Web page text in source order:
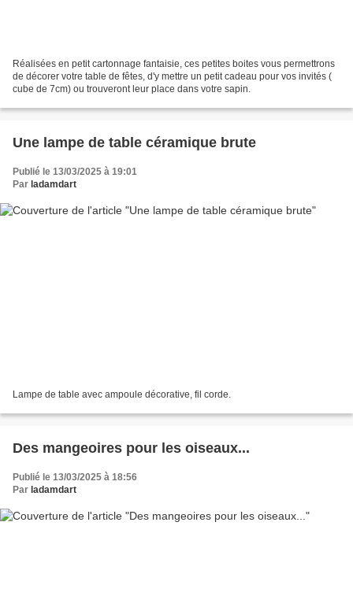
Réalisées en petit cartonnage fantaisie, ces petites boites vous permettrons
de décorer votre table de fêtes, d'y mettre un petit cadeau pour vos invités (
cube de 7cm) ou trouveront leur place dans votre sapin.
Une lampe de table céramique brute
Publié le 13/03/2025 à 19:01
Par ladamdart
Lampe de table avec ampoule décorative, fil corde.
Des mangeoires pour les oiseaux...
Publié le 13/03/2025 à 18:56
Par ladamdart